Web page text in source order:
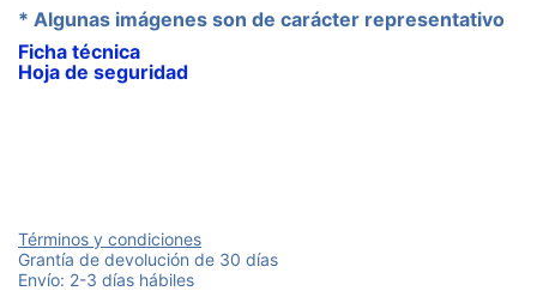
* Algunas imágenes son de carácter representativo
Ficha técnica
Hoja de seguridad
Términos y condiciones
Grantía de devolución de 30 días
Envío: 2-3 días hábiles